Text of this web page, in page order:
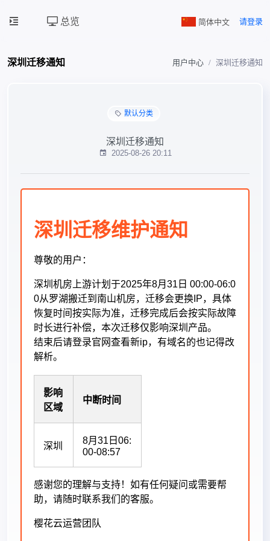
总览 简体中文 请登录
深圳迁移通知 用户中心 深圳迁移通知
默认分类
深圳迁移通知
2025-08-26 20:11